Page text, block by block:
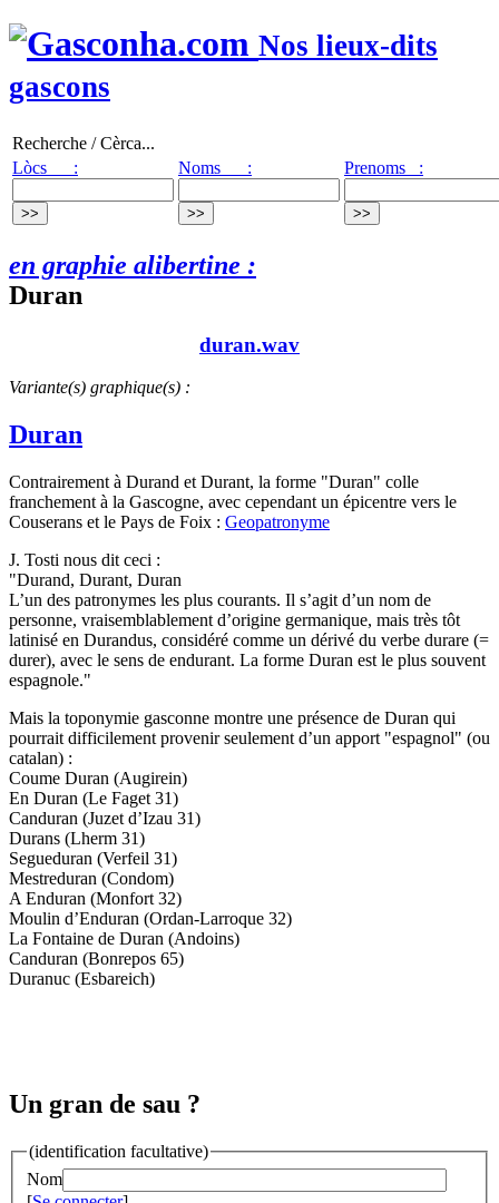
Nos lieux-dits
gascons
Recherche / Cèrca...
Lòcs :
Noms : Prenoms :
en graphie alibertine :
Duran
duran.wav
Variante(s) graphique(s) :
Duran
Contrairement à Durand et Durant, la forme "Duran" colle
franchement à la Gascogne, avec cependant un épicentre vers le
Couserans et le Pays de Foix : Geopatronyme
J. Tosti nous dit ceci :
"Durand, Durant, Duran
L’un des patronymes les plus courants. Il s’agit d’un nom de
personne, vraisemblablement d’origine germanique, mais très tôt
latinisé en Durandus, considéré comme un dérivé du verbe durare (=
durer), avec le sens de endurant. La forme Duran est le plus souvent
espagnole."
Mais la toponymie gasconne montre une présence de Duran qui
pourrait difficilement provenir seulement d’un apport "espagnol" (ou
catalan) :
Coume Duran (Augirein)
En Duran (Le Faget 31)
Canduran (Juzet d’Izau 31)
Durans (Lherm 31)
Segueduran (Verfeil 31)
Mestreduran (Condom)
A Enduran (Monfort 32)
Moulin d’Enduran (Ordan-Larroque 32)
La Fontaine de Duran (Andoins)
Canduran (Bonrepos 65)
Duranuc (Esbareich)
Un gran de sau ?
(identification facultative)
Nom